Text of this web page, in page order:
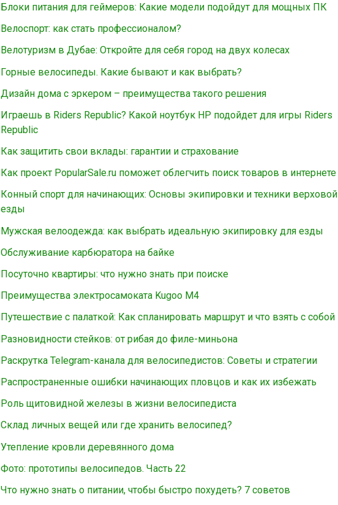
Блоки питания для геймеров: Какие модели подойдут для мощных ПК
Велоспорт: как стать профессионалом?
Велотуризм в Дубае: Откройте для себя город на двух колесах
Горные велосипеды. Какие бывают и как выбрать?
Дизайн дома с эркером – преимущества такого решения
Играешь в Riders Republic? Какой ноутбук HP подойдет для игры Riders
Republic
Как защитить свои вклады: гарантии и страхование
Как проект PopularSale.ru поможет облегчить поиск товаров в интернете
Конный спорт для начинающих: Основы экипировки и техники верховой
езды
Мужская велоодежда: как выбрать идеальную экипировку для езды
Обслуживание карбюратора на байке
Посуточно квартиры: что нужно знать при поиске
Преимущества электросамоката Kugoo M4
Путешествие с палаткой: Как спланировать маршрут и что взять с собой
Разновидности стейков: от рибая до филе-миньона
Раскрутка Telegram-канала для велосипедистов: Советы и стратегии
Распространенные ошибки начинающих пловцов и как их избежать
Роль щитовидной железы в жизни велосипедиста
Склад личных вещей или где хранить велосипед?
Утепление кровли деревянного дома
Фото: прототипы велосипедов. Часть 22
Что нужно знать о питании, чтобы быстро похудеть? 7 советов